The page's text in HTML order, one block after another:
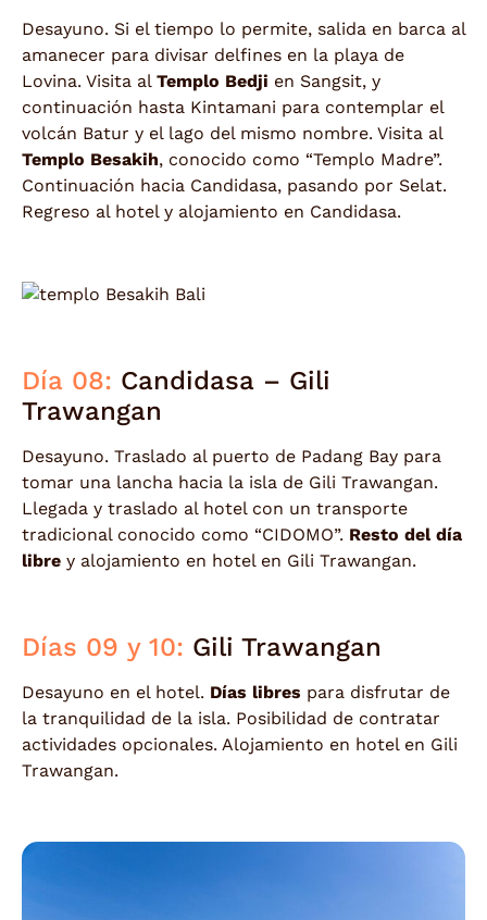
Desayuno. Si el tiempo lo permite, salida en barca al
amanecer para divisar delfines en la playa de
Lovina. Visita al Templo Bedji en Sangsit, y
continuación hasta Kintamani para contemplar el
volcán Batur y el lago del mismo nombre. Visita al
Templo Besakih, conocido como “Templo Madre”.
Continuación hacia Candidasa, pasando por Selat.
Regreso al hotel y alojamiento en Candidasa.
Día 08: Candidasa – Gili
Trawangan
Desayuno. Traslado al puerto de Padang Bay para
tomar una lancha hacia la isla de Gili Trawangan.
Llegada y traslado al hotel con un transporte
tradicional conocido como “CIDOMO”. Resto del día
libre y alojamiento en hotel en Gili Trawangan.
Días 09 y 10: Gili Trawangan
Desayuno en el hotel. Días libres para disfrutar de
la tranquilidad de la isla. Posibilidad de contratar
actividades opcionales. Alojamiento en hotel en Gili
Trawangan.